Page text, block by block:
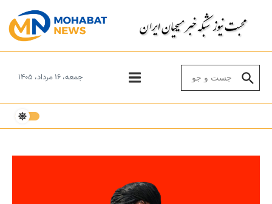
جمعه، ۱۶ مرداد، ۱۴۰۵